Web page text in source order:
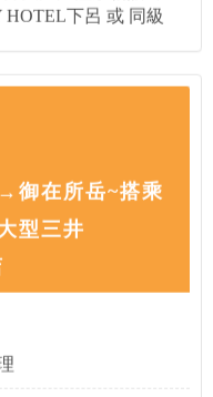
HOTEL下呂 或 同級
在所岳~搭乘
型三井